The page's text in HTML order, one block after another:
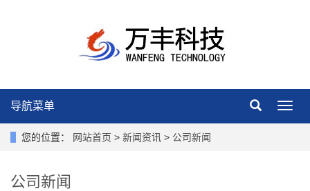
导
导航菜单
您的位置： 网站首页 > 新闻资讯 > 公司新闻
公司新闻